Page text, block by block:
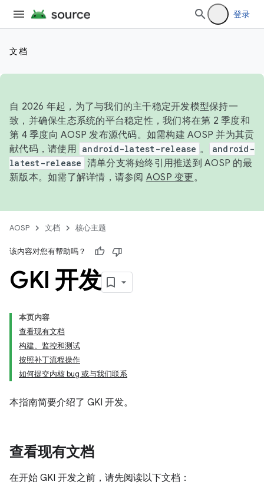
登录
文档
自 2026 年起，为了与我们的主干稳定开发模型保持一
致，并确保生态系统的平台稳定性，我们将在第 2 季度和
第 4 季度向 AOSP 发布源代码。如需构建 AOSP 并为其贡
献代码，请使用 android-latest-release 。
android-
latest-release 清单分支将始终引用推送到 AOSP 的最
新版本。如需了解详情，请参阅 AOSP 变更。
AOSP 文档 核心主题
该内容对您有帮助吗？
GKI 开发
本页内容
查看现有文档
构建、监控和测试
按照补丁流程操作
如何提交内核 bug 或与我们联系
本指南简要介绍了 GKI 开发。
查看现有文档
在开始 GKI 开发之前，请先阅读以下文档：